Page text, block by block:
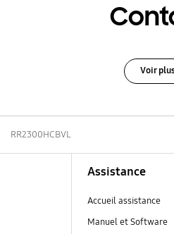
Voir
RR2300HCBVL
Assistance
Accueil assistance
Manuel et Software